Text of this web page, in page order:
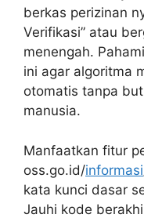
berkas perizinan
Verifikasi” atau
menengah.
ini agar algoritma
otomatis tanpa
manusia.
Manfaatkan fitur
oss.go.id/informasi
kata kunci dasar
Jauhi kode